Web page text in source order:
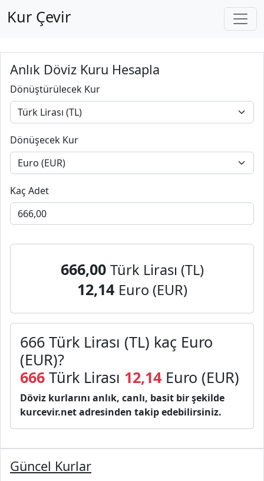
Kur Çevir
Anlık Döviz Kuru Hesapla
Dönüştürülecek Kur
Dönüşecek Kur
Kaç Adet
666,00 Türk Lirası (TL)
12,14 Euro (EUR)
666 Türk Lirası (TL) kaç Euro
(EUR)?
666 Türk Lirası 12,14 Euro (EUR)
Döviz kurlarını anlık, canlı, basit bir şekilde
kurcevir.net adresinden takip edebilirsiniz.
Güncel Kurlar